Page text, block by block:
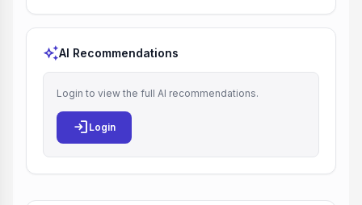
auto_awesomeAI Recommendations
Login to view the full AI recommendations.
login Login